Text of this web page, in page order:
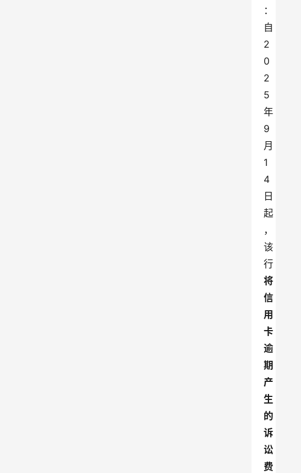
：
自
2
0
2
5
年
9
月
1
4
日
起
，
该
行
将
信
用
卡
逾
期
产
生
的
诉
讼
费